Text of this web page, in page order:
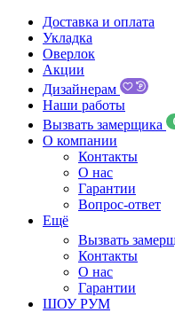
Доставка и оплата
Укладка
Оверлок
Акции
Дизайнерам
Наши работы
Вызвать замерщика
О компании
Контакты
О нас
Гарантии
Вопрос-ответ
Ещё
Вызвать
Контакты
О нас
Гарантии
ШОУ РУМ